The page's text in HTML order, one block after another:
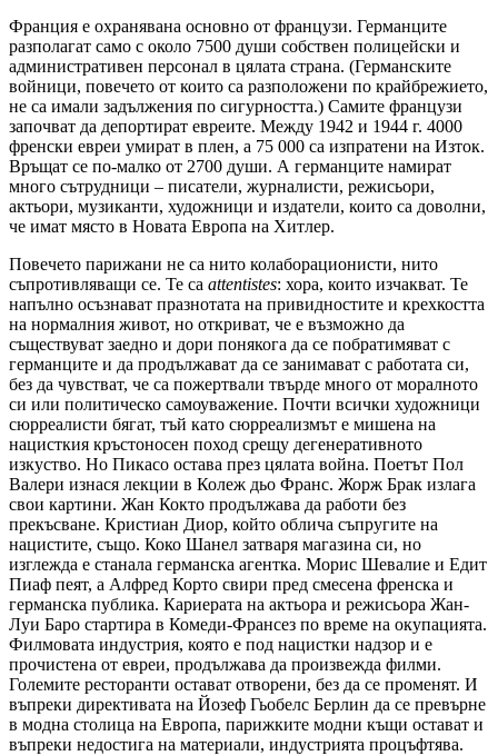
Франция е охранявана основно от французи. Германците
разполагат само с около 7500 души собствен полицейски и
административен персонал в цялата страна. (Германските
войници, повечето от които са разположени по крайбрежието,
не са имали задължения по сигурността.) Самите французи
започват да депортират евреите. Между 1942 и 1944 г. 4000
френски евреи умират в плен, а 75 000 са изпратени на Изток.
Връщат се по-малко от 2700 души. А германците намират
много сътрудници – писатели, журналисти, режисьори,
актьори, музиканти, художници и издатели, които са доволни,
че имат място в Новата Европа на Хитлер.
Повечето парижани не са нито колаборационисти, нито
съпротивляващи се. Те са attentistes: хора, които изчакват. Те
напълно осъзнават празнотата на привидностите и крехкостта
на нормалния живот, но откриват, че е възможно да
съществуват заедно и дори понякога да се побратимяват с
германците и да продължават да се занимават с работата си,
без да чувстват, че са пожертвали твърде много от моралното
си или политическо самоуважение. Почти всички художници
сюрреалисти бягат, тъй като сюрреализмът е мишена на
нацисткия кръстоносен поход срещу дегенеративното
изкуство. Но Пикасо остава през цялата война. Поетът Пол
Валери изнася лекции в Колеж дьо Франс. Жорж Брак излага
свои картини. Жан Кокто продължава да работи без
прекъсване. Кристиан Диор, който облича съпругите на
нацистите, също. Коко Шанел затваря магазина си, но
изглежда е станала германска агентка. Морис Шевалие и Едит
Пиаф пеят, а Алфред Корто свири пред смесена френска и
германска публика. Кариерата на актьора и режисьора Жан-
Луи Баро стартира в Комеди-Франсез по време на окупацията.
Филмовата индустрия, която е под нацистки надзор и е
прочистена от евреи, продължава да произвежда филми.
Големите ресторанти остават отворени, без да се променят. И
въпреки директивата на Йозеф Гьобелс Берлин да се превърне
в модна столица на Европа, парижките модни къщи остават и
въпреки недостига на материали, индустрията процъфтява.